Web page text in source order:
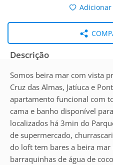
Adicionar
Descrição
Somos beira mar com vista
Cruz das Almas, Jatíuca e
apartamento funcional com
cama e banho disponível
localizados há 3min do
de supermercado,
do loft tem bares a beira
barraquinhas de água de